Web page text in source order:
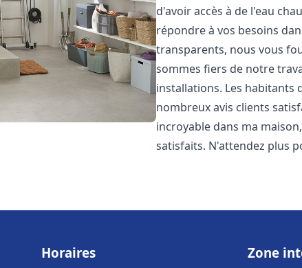
d'avoir accès à de l'eau
répondre à vos besoins
transparents, nous vous
sommes fiers de notre
installations. Les habitants
nombreux avis clients
incroyable dans ma
satisfaits. N'attendez plus
Horaires Zone